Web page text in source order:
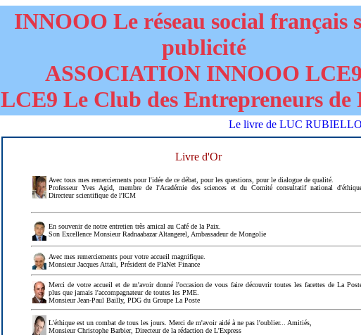
INNOOO Le réseau social français
publicité
ASSOCIATION INNOOO LCE9
LCE9 Le Club des Entrepreneurs de
Le livre de LUC RUBIELLO
Livre d'Or
Avec tous mes remerciements pour l'idée de ce débat, pour les questions, pour le dialogue de qualité.
Professeur Yves Agid, membre de l'Académie des sciences et du Comité consultatif national
Directeur scientifique de l'ICM
En souvenir de notre entretien très amical au Café de la Paix.
Son Excellence Monsieur Radnaabazar Altangerel, Ambassadeur de Mongolie
Avec mes remerciements pour votre accueil magnifique.
Monsieur Jacques Attali, Président de PlaNet Finance
Merci de votre accueil et de m'avoir donné l'occasion de vous faire découvrir toutes les facettes de La
plus que jamais l'accompagnateur de toutes les PME.
Monsieur Jean-Paul Bailly, PDG du Groupe La Poste
L'éthique est un combat de tous les jours. Merci de m'avoir aidé à ne pas l'oublier... Amitiés,
Monsieur Christophe Barbier, Directeur de la rédaction de L'Express